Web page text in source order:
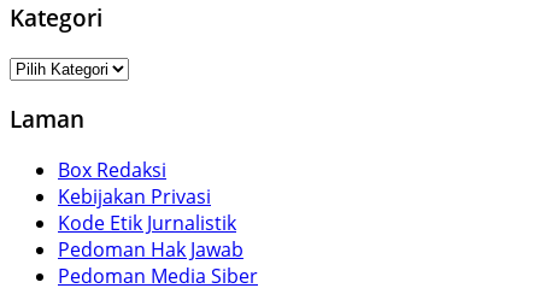
Kategori
Kategori
Laman
Box Redaksi
Kebijakan Privasi
Kode Etik Jurnalistik
Pedoman Hak Jawab
Pedoman Media Siber